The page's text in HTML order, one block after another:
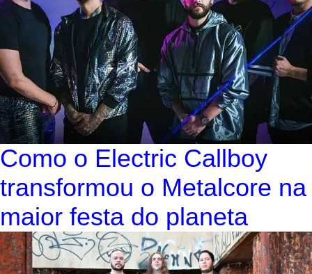
Como o Electric Callboy
transformou o Metalcore na
maior festa do planeta